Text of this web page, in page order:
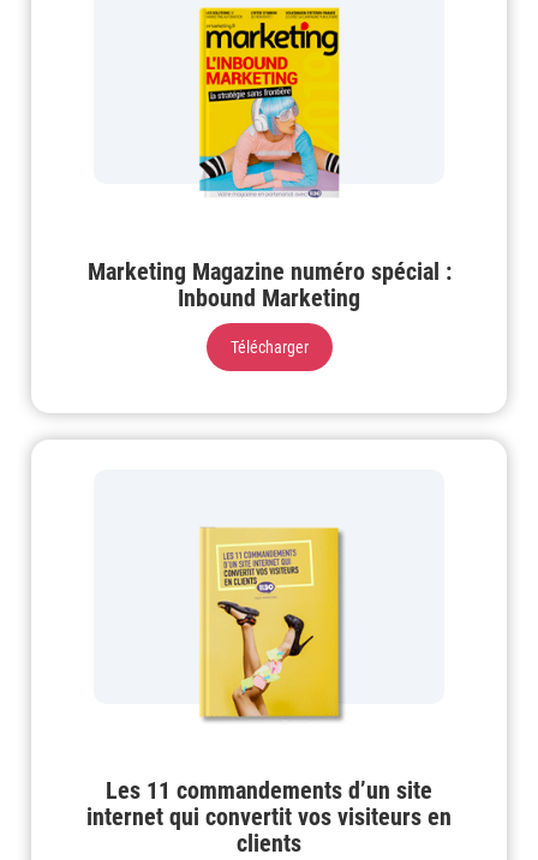
Marketing Magazine numéro spécial :
Inbound Marketing
Télécharger
Les 11 commandements d’un site
internet qui convertit vos visiteurs en
clients